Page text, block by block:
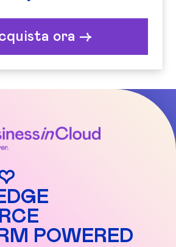
ora ->
POWERED